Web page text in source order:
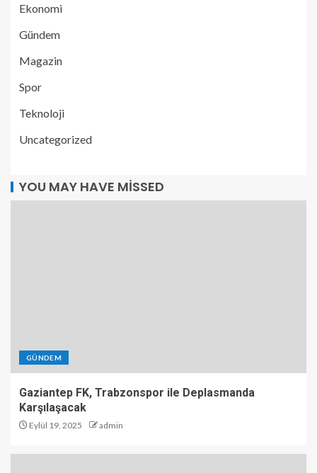
Ekonomi
Gündem
Magazin
Spor
Teknoloji
Uncategorized
YOU MAY HAVE MISSED
GÜNDEM
Gaziantep FK, Trabzonspor ile Deplasmanda
Karşılaşacak
Eylül 19, 2025 admin